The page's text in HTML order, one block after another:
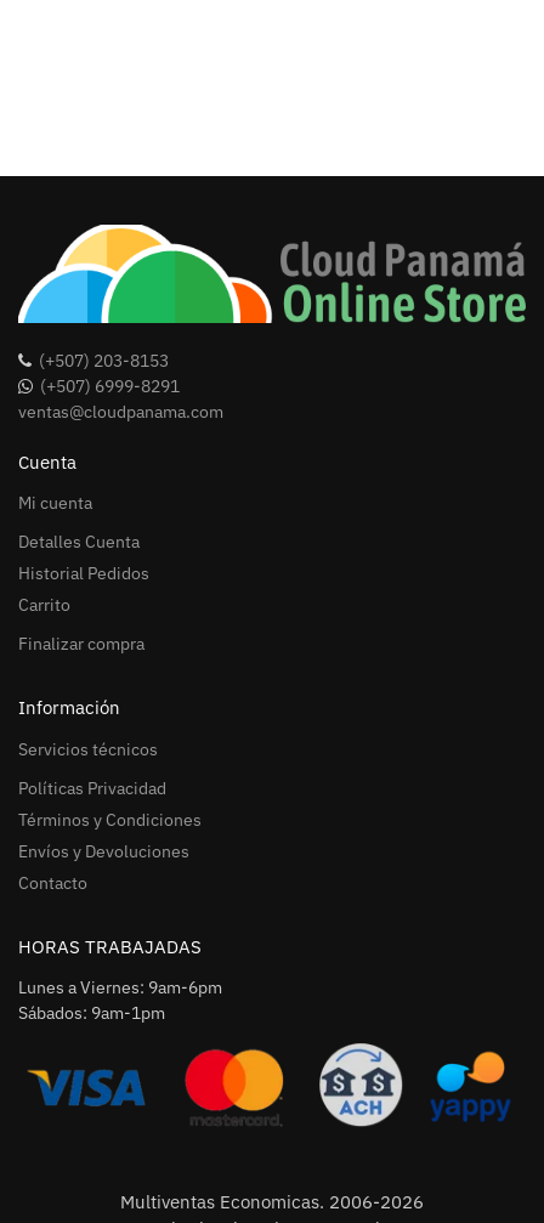
(+507) 203-8153
(+507) 6999-8291
ventas@cloudpanama.com
Cuenta
Mi cuenta
Detalles Cuenta
Historial Pedidos
Carrito
Finalizar compra
Información
Servicios técnicos
Políticas Privacidad
Términos y Condiciones
Envíos y Devoluciones
Contacto
HORAS TRABAJADAS
Lunes a Viernes: 9am-6pm
Sábados: 9am-1pm
Multiventas Economicas. 2006-2026